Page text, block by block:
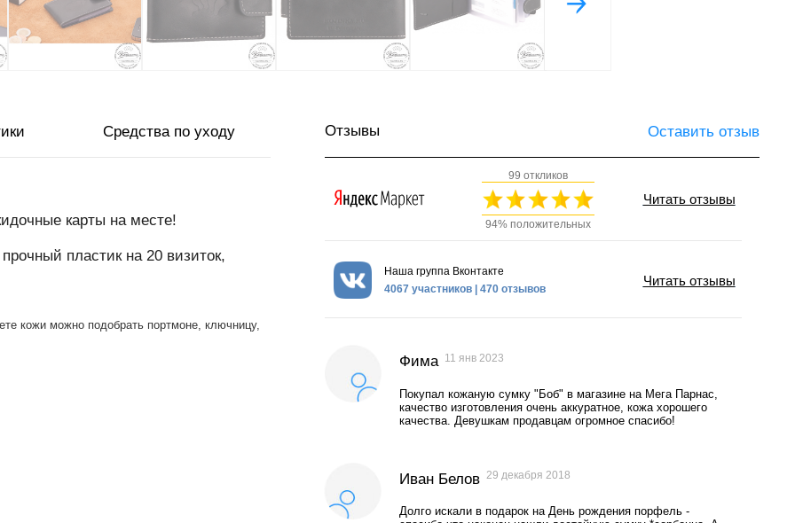
Средства по уходу
карты на месте!
пластик на 20 визиток,
кожи можно подобрать портмоне, ключницу,
Отзывы Оставить отзыв
99 откликов
94% положительных
Читать отзывы
Наша группа Вконтакте
4067 участников | 470 отзывов
Читать отзывы
Фима 11 янв 2023
Покупал кожаную сумку "Боб" в магазине на Мега Парнас,
качество изготовления очень аккуратное, кожа хорошего
качества. Девушкам продавцам огромное спасибо!
Иван Белов 29 декабря 2018
Долго искали в подарок на День рождения порфель -